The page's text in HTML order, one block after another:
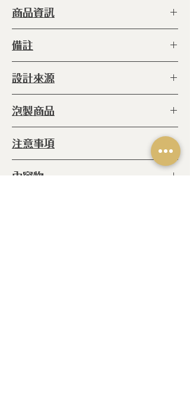
商品資訊
種 類 ：
尺 寸 ：H:95 mm L:77 mm
容 量 ：
重 量 ：0.28公斤
材 質 ：
產
地 ：日本
備註
設計來源
GASH）的城市插圖。希望您能找到
一個喜歡的城市。
泡製商品
注意事項
內容物